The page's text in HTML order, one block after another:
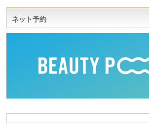
ネット予約